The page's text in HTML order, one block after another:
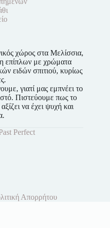
χώρος στα Μελίσσια,
επίπλων με χρώματα
ειδών σπιτιού, κυρίως
γιατί μας εμπνέει το
Πιστεύουμε πως το
να έχει ψυχή και
Perfect
Απορρήτου